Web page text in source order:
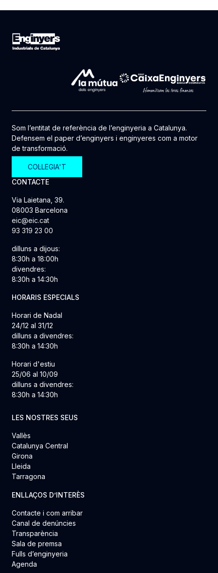
Som l’entitat de referència de l’enginyeria a Catalunya.
Defensem el paper d’enginyers i enginyeres com a motor
de transformació.
COL·LEGIA'T
CONTACTE
Via Laietana, 39.
08003 Barcelona
eic@eic.cat
93 319 23 00
dilluns a dijous:
8:30h a 18:00h
divendres:
8:30h a 14:30h
HORARIS ESPECIALS
Horari de Nadal
24/12 al 31/12
dilluns a divendres:
8:30h a 14:30h
Horari d'estiu
25/06 al 10/09
dilluns a divendres:
8:30h a 14:30h
LES NOSTRES SEUS
Vallès
Catalunya Central
Girona
Lleida
Tarragona
ENLLAÇOS D’INTERÈS
Contacte i com arribar
Canal de denúncies
Transparència
Sala de premsa
Fulls d’enginyeria
Agenda